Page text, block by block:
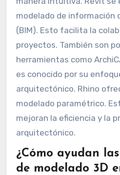
modelado de información
(BIM). Esto facilita la
proyectos. También son
herramientas como
es conocido por su
arquitectónico. Rhino
modelado paramétrico.
mejoran la eficiencia y la
arquitectónico.
¿Cómo ayudan
de modelado 3D